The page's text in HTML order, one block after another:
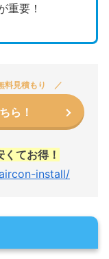
重要！
料見積もり
ら！
てお得！
install/